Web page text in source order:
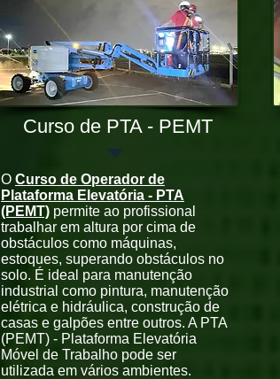
Curso de PTA - PEMT
O Curso de Operador de
Plataforma Elevatória - PTA
(PEMT) permite ao profissional
trabalhar em altura por cima de
obstáculos como máquinas,
estoques, superando obstáculos no
solo. É ideal para manutenção
industrial como pintura, manutenção
elétrica e hidráulica, construção de
casas e galpões entre outros. A PTA
(PEMT) - Plataforma Elevatória
Móvel de Trabalho pode ser
utilizada em vários ambientes.